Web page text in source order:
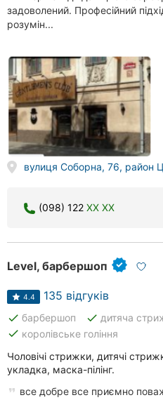
задоволений. Професійний
розумін...
вулиця Соборна, 76, район
(098) 122 XX XX
Level, барбершоп
4.4 135 відгуків
done барбершоп done дитяча
done королівське гоління
Чоловічі стрижки, дитячі
укладка, маска-пілінг.
все добре все приємно